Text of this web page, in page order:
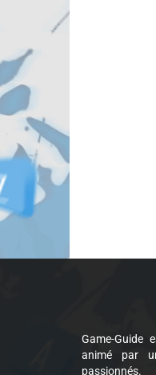
Game-Guide
animé par
passionnés.